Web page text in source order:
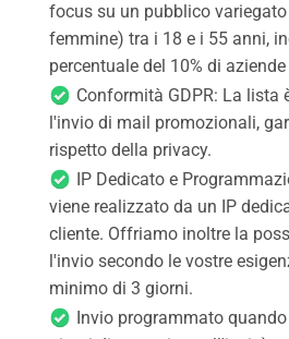
focus su un pubblico variegato
femmine) tra i 18 e i 55 anni,
percentuale del 10% di
Conformità GDPR: La lista
l'invio di mail promozionali,
rispetto della privacy.
IP Dedicato e
viene realizzato da un IP
cliente. Offriamo inoltre la
l'invio secondo le vostre
minimo di 3 giorni.
Invio programmato